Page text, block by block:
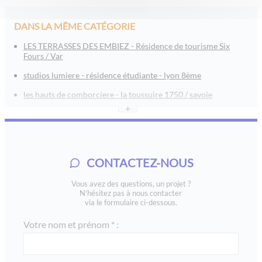
DANS LA MÊME CATÉGORIE
LES TERRASSES DES EMBIEZ - Résidence de tourisme Six
Fours / Var
studios lumiere - résidence étudiante - lyon 8ème
les hauts de comborciere - la toussuire 1750 / savoie
residence lozari, vvf belambra, en corse : lmp / lmnp
via rebatel - lyon monplaisir
+
CONTACTEZ-NOUS
Vous avez des questions, un projet ?
N’hésitez pas à nous contacter
via le formulaire ci-dessous.
Votre nom et prénom * :